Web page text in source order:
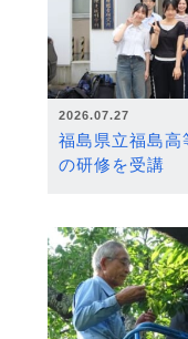
2026.07.27
福島県立福島高
の研修を受講